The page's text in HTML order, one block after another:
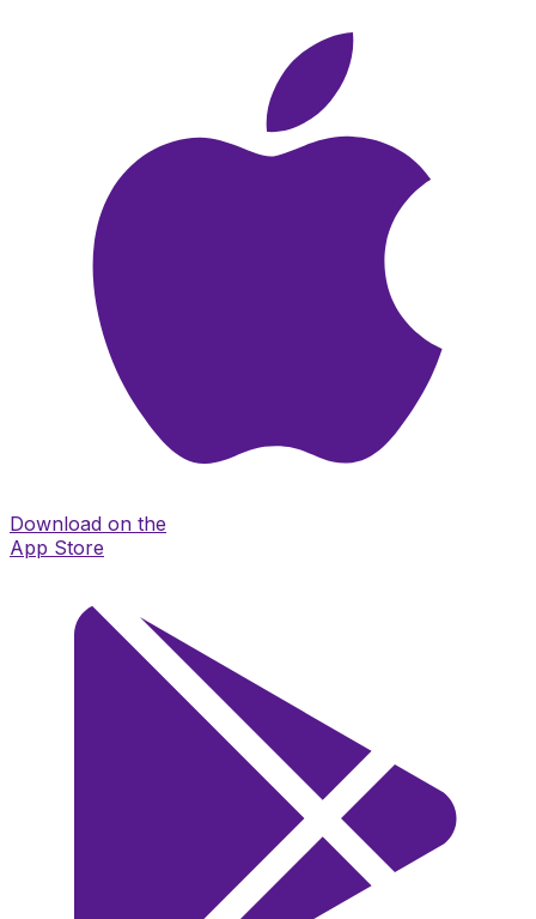
Download on the
App Store